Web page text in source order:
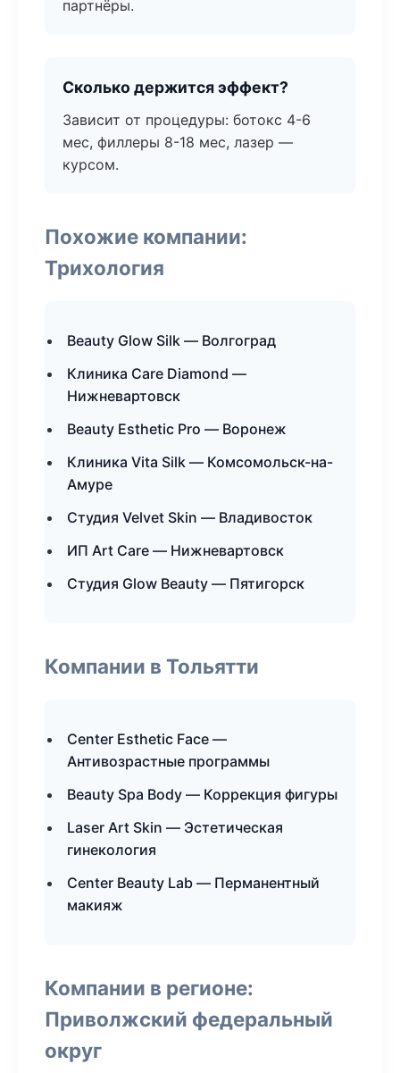
партнёры.
Сколько держится эффект?
Зависит от процедуры: ботокс 4-6
мес, филлеры 8-18 мес, лазер —
курсом.
Похожие компании:
Трихология
Beauty Glow Silk — Волгоград
Клиника Care Diamond —
Нижневартовск
Beauty Esthetic Pro — Воронеж
Клиника Vita Silk — Комсомольск-на-
Амуре
Студия Velvet Skin — Владивосток
ИП Art Care — Нижневартовск
Студия Glow Beauty — Пятигорск
Компании в Тольятти
Center Esthetic Face —
Антивозрастные программы
Beauty Spa Body — Коррекция фигуры
Laser Art Skin — Эстетическая
гинекология
Center Beauty Lab — Перманентный
макияж
Компании в регионе:
Приволжский федеральный
округ